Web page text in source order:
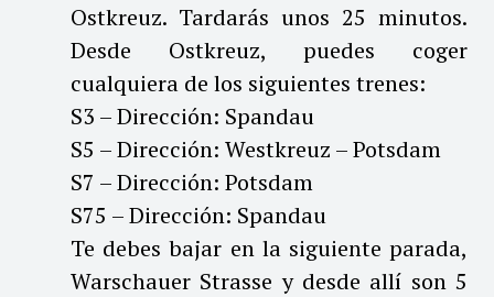
Ostkreuz. Tardarás unos 25 minutos.
Desde Ostkreuz, puedes coger
cualquiera de los siguientes trenes:
S3 – Dirección: Spandau
S5 – Dirección: Westkreuz – Potsdam
S7 – Dirección: Potsdam
S75 – Dirección: Spandau
Te debes bajar en la siguiente parada,
Warschauer Strasse y desde allí son 5